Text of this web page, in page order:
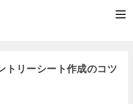
トリーシート作成のコツ